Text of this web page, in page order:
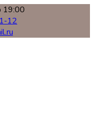
19:00
12